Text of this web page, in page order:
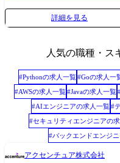
ム) 今回の募集ではAI R&Dチー
20名ほどの組織になりますが
社員で多いこともあり、その
わらず意⾒を伝え合う⾵通し
志を尊重し裁量ある働き⽅が
組織として全⾯的にバックア
⼤切にし、定期的な座談会や
間程度です。 ●開発環境 ・開発端末:MacOS ・生成AI:Azure OpenAI, AWS
Bedrock ●開発手法・組織カルチャー ・スクラム開発の実践:1週間単位の
スプリントサイクルを採用/小
目標/グループ社員のみのスクラ
します。 ●具体的な業務内容 【製造性評価AI】製造ルール・品質不具合
に基づく設計形状の自動チェ
るナレッジ基盤構築、製造ルー
アウト解析による形状・注記
性チェック結果の可視化・修
連携】業務部門・外部パートナーとの要件調整
事務職・技能職業務
詳細を見る
人気の職種・ス
#Pythonの求人一覧 #Goの求人一
#AWSの求人一覧 #Javaの求人一覧
#AIエンジニアの求人一覧#
#セキュリティエンジニアの
#バックエンドエンジニ
アクセンチュア株式会社